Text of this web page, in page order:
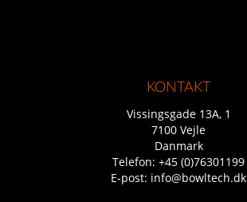
KONTAKT
Vissingsgade 13A, 1
7100 Vejle
Danmark
Telefon: +45 (0)76301199
E-post: info@bowltech.dk